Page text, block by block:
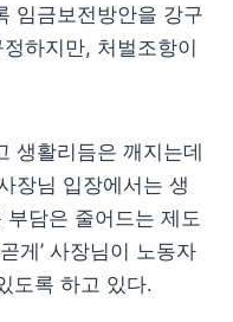
임금보전방안을 강구
하지만, 처벌조항이
생활리듬은 깨지는데
장님 입장에서는 생
담은 줄어드는 제도
게’ 사장님이 노동자
도록 하고 있다.